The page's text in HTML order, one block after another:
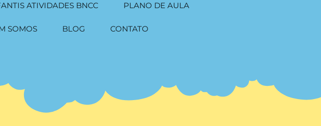
ATIVIDADES BNCC PLANO DE AULA
SOMOS BLOG CONTATO